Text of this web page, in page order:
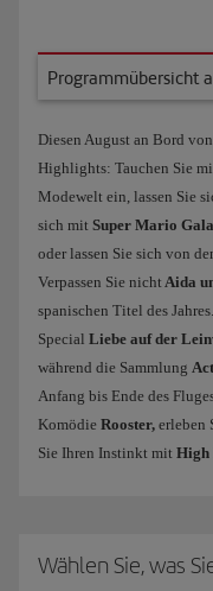
Programmübersicht
ansehen
Diesen August an Bord
Highlights: Tauchen Sie
Modewelt ein, lassen Sie
sich mit Super Mario
oder lassen Sie sich von
Verpassen Sie nichtAida
spanischen Titel des
Special Liebe auf der
während die Sammlung
Anfang bis Ende des
Komödie Rooster, erleben
Sie Ihren Instinkt mit High
Wählen Sie, was